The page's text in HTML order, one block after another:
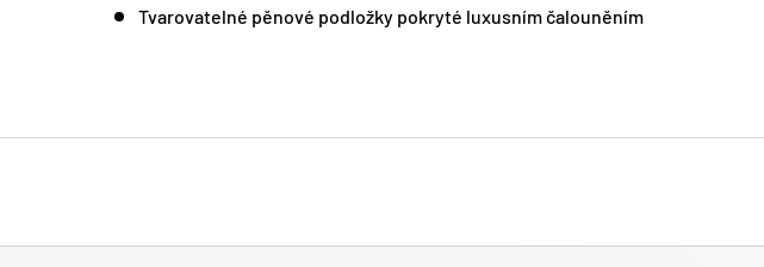
Tvarovatelné pěnové podložky pokryté luxusním čalouněním